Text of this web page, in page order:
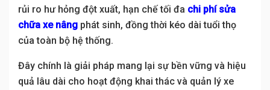
rủi ro hư hỏng đột xuất, hạn chế tối đa chi phí sửa
chữa xe nâng phát sinh, đồng thời kéo dài tuổi thọ
của toàn bộ hệ thống.
Đây chính là giải pháp mang lại sự bền vững và hiệu
quả lâu dài cho hoạt động khai thác và quản lý xe